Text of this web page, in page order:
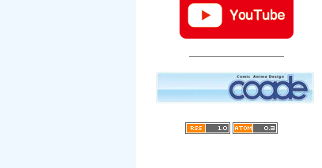
――――――――――